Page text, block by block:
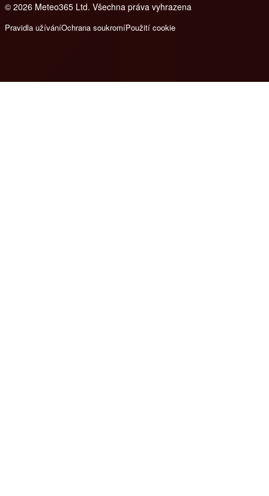
© 2026 Meteo365 Ltd. Všechna práva vyhrazena
Pravidla užíváníOchrana soukromíPoužití cookie